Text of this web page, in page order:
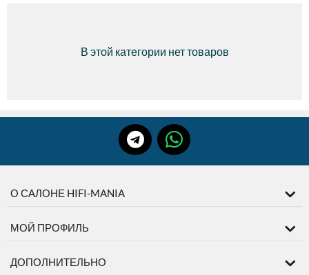
В этой категории нет товаров
О САЛОНЕ HIFI-MANIA
МОЙ ПРОФИЛЬ
ДОПОЛНИТЕЛЬНО